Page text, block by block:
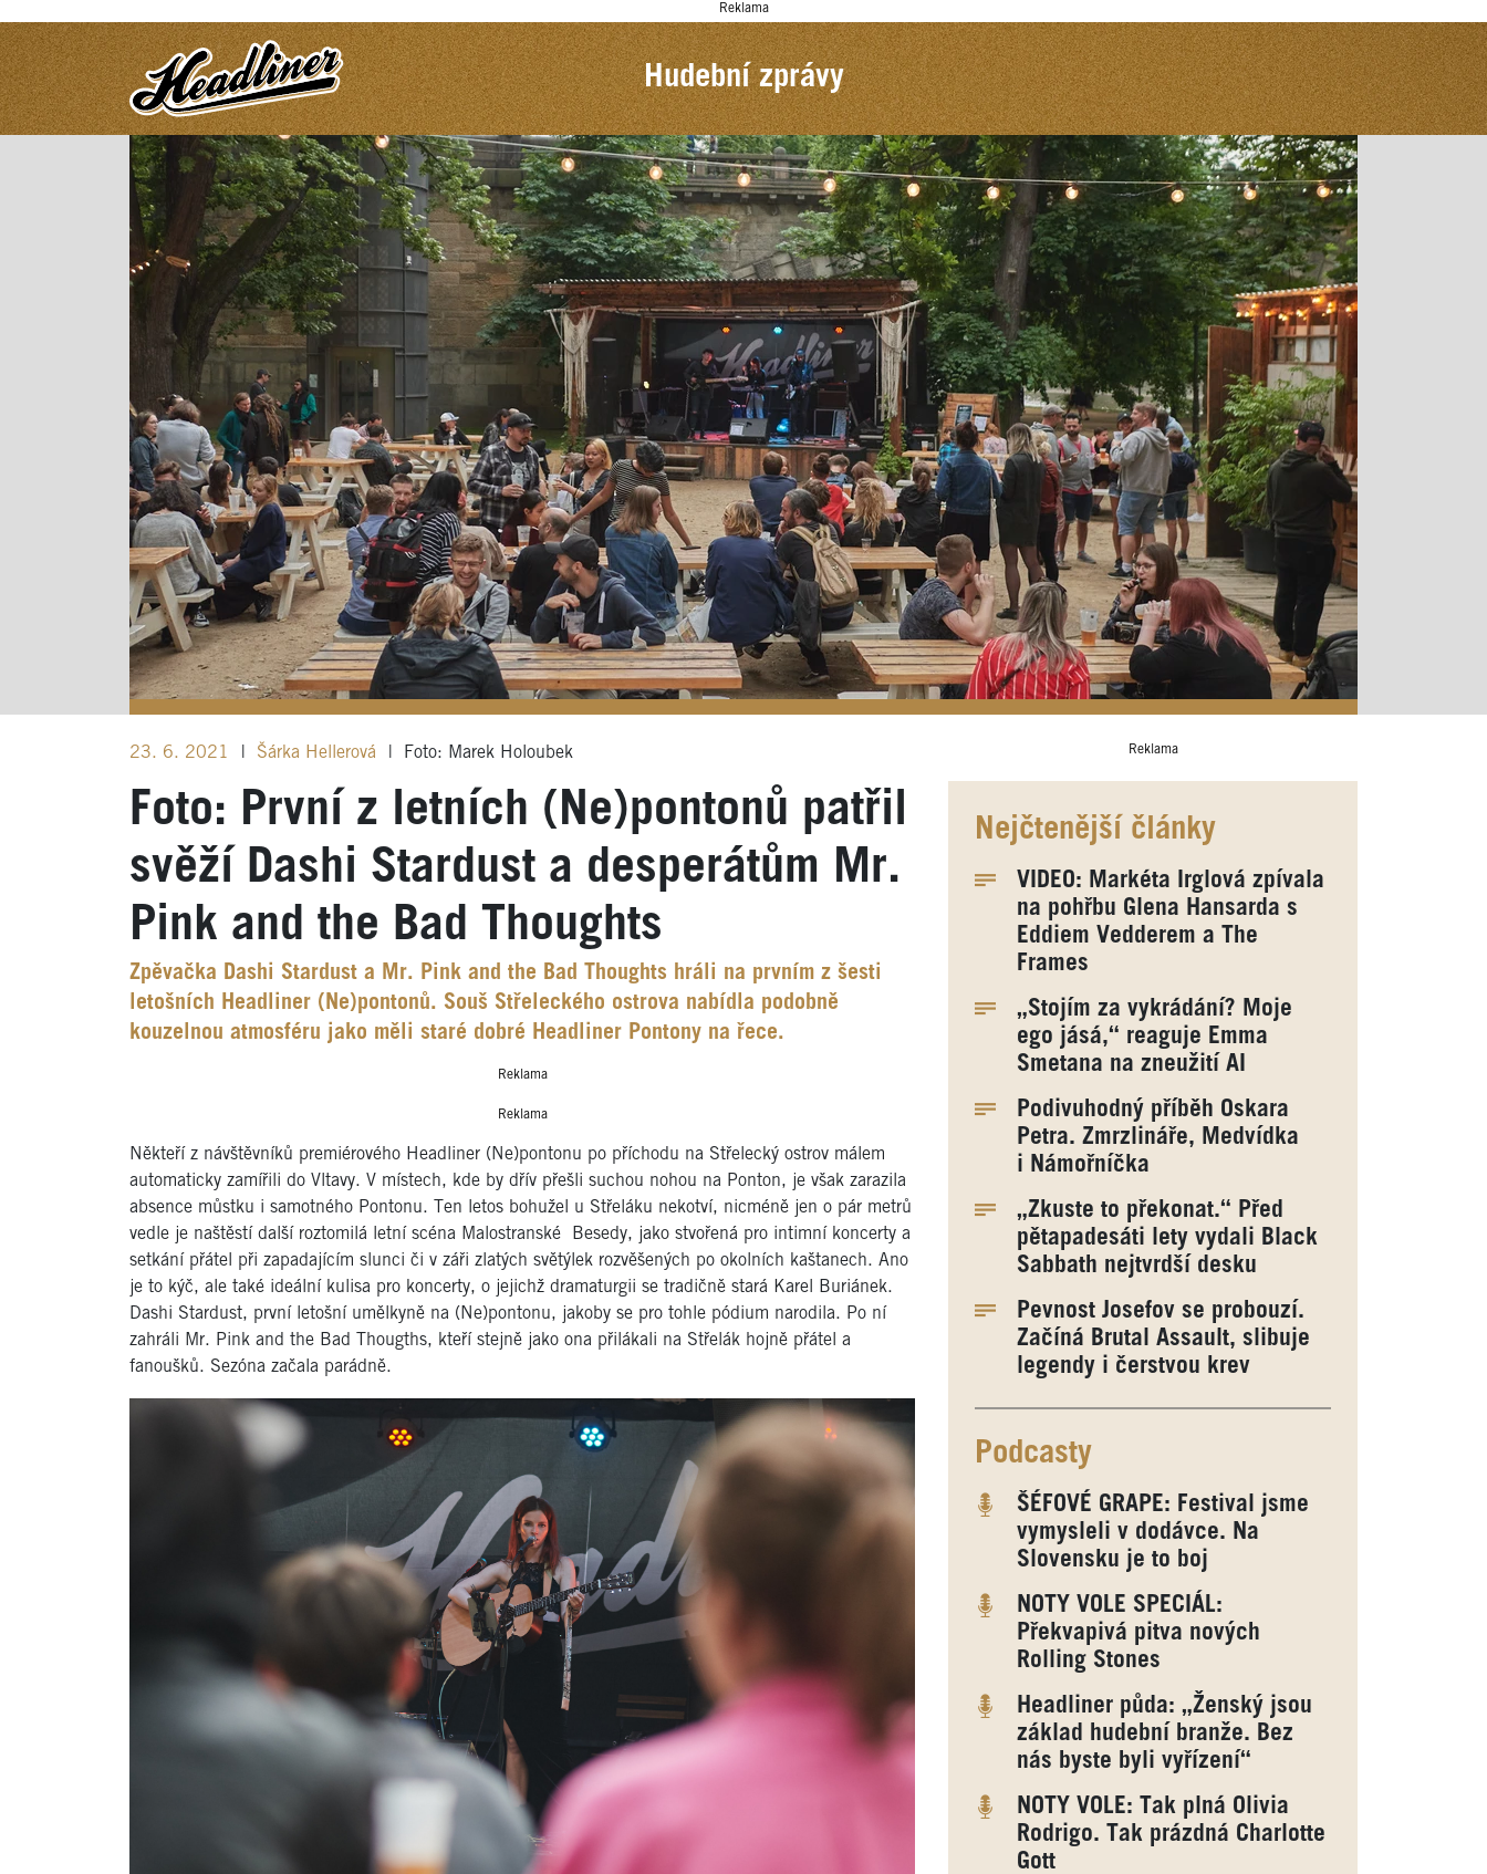
Reklama
Hudební zprávy
23. 6. 2021 Šárka Hellerová Foto: Marek Holoubek
Foto: První z letních (Ne)pontonů patřil
svěží Dashi Stardust a desperátům Mr.
Pink and the Bad Thoughts
Zpěvačka Dashi Stardust a Mr. Pink and the Bad Thoughts hráli na prvním z šesti
letošních Headliner (Ne)pontonů. Souš Střeleckého ostrova nabídla podobně
kouzelnou atmosféru jako měli staré dobré Headliner Pontony na řece.
Reklama
Reklama
Někteří z návštěvníků premiérového Headliner (Ne)pontonu po příchodu na Střelecký ostrov málem
automaticky zamířili do Vltavy. V místech, kde by dřív přešli suchou nohou na Ponton, je však zarazila
absence můstku i samotného Pontonu. Ten letos bohužel u Střeláku nekotví, nicméně jen o pár metrů
vedle je naštěstí další roztomilá letní scéna Malostranské Besedy, jako stvořená pro intimní koncerty a
setkání přátel při zapadajícím slunci či v záři zlatých světýlek rozvěšených po okolních kaštanech. Ano
je to kýč, ale také ideální kulisa pro koncerty, o jejichž dramaturgii se tradičně stará Karel Buriánek.
Dashi Stardust, první letošní umělkyně na (Ne)pontonu, jakoby se pro tohle pódium narodila. Po ní
zahráli Mr. Pink and the Bad Thougths, kteří stejně jako ona přilákali na Střelák hojně přátel a
fanoušků. Sezóna začala parádně.
Reklama
Nejčtenější články
VIDEO: Markéta Irglová zpívala
na pohřbu Glena Hansarda s
Eddiem Vedderem a The
Frames
„Stojím za vykrádání? Moje
ego jásá,“ reaguje Emma
Smetana na zneužití AI
Podivuhodný příběh Oskara
Petra. Zmrzlináře, Medvídka
i Námořníčka
„Zkuste to překonat.“ Před
pětapadesáti lety vydali Black
Sabbath nejtvrdší desku
Pevnost Josefov se probouzí.
Začíná Brutal Assault, slibuje
legendy i čerstvou krev
Podcasty
ŠÉFOVÉ GRAPE: Festival jsme
vymysleli v dodávce. Na
Slovensku je to boj
NOTY VOLE SPECIÁL:
Překvapivá pitva nových
Rolling Stones
Headliner půda: „Ženský jsou
základ hudební branže. Bez
nás byste byli vyřízení“
NOTY VOLE: Tak plná Olivia
Rodrigo. Tak prázdná Charlotte
Gott